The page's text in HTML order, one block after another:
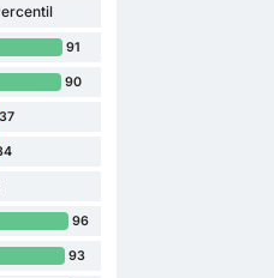
91
90
37
96
93